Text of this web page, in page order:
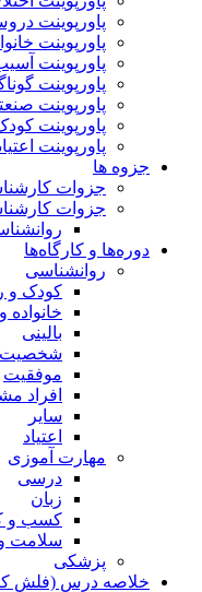
پاورپوینت
پاورپوینت
پاورپوینت
پاورپوینت
پاورپوینت
پاورپوینت
پاورپوینت
جزوه ها
جزوات
جزوات
دوره‌ها و کارگاه‌ها
روانشناسی
کودک و
خانواده
بالینی
شخصیت
موفقیت
افراد
سایر
اعتیاد
مهارت آموزی
درسی
زبان
کسب و
سلامت و
پزشکی
خلاصه درس (فلش